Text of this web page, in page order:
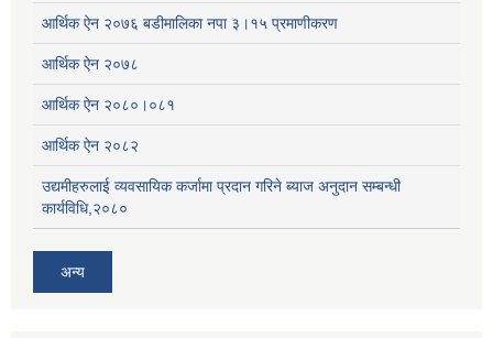
आर्थिक ऐन २०७६ बडीमालिका नपा ३।१५ प्रमाणीकरण
आर्थिक ऐन २०७८
आर्थिक ऐन २०८०।०८१
आर्थिक ऐन २०८२
उद्यमीहरुलाई व्यवसायिक कर्जामा प्रदान गरिने ब्याज अनुदान सम्बन्धी
कार्यविधि,२०८०
अन्य